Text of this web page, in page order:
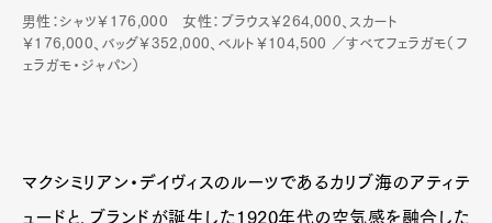
男性：シャツ￥176,000 女性：ブラウス￥264,000、スカート
￥176,000、バッグ￥352,000、ベルト￥104,500 ／すべてフェラガモ（フ
ェラガモ・ジャパン）
マクシミリアン・デイヴィスのルーツであるカリブ海のアティテ
ュードと、ブランドが誕生した1920年代の空気感を融合した